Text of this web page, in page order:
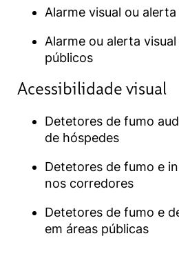
Alarme visual ou
Alarme ou alerta
públicos
Acessibilidade visual​
Detetores de fumo
de hóspedes
Detetores de fumo e
nos corredores
Detetores de fumo e
em áreas públicas